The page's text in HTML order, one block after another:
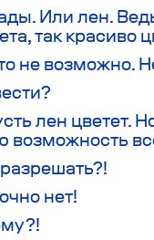
Или лен.
так красиво
не возможно.
лен цветет.
возможность
нет!